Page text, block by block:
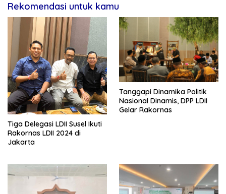
Rekomendasi untuk kamu
Tiga Delegasi LDII Susel Ikuti
Rakornas LDII 2024 di
Jakarta
Tanggapi Dinamika Politik
Nasional Dinamis, DPP LDII
Gelar Rakornas